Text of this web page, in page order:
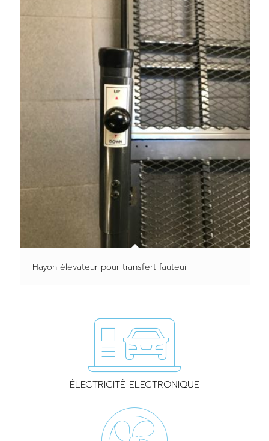
Hayon élévateur pour transfert fauteuil
ÉLECTRICITÉ ELECTRONIQUE